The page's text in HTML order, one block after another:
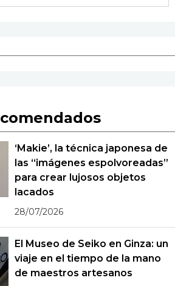
‘Makie’, la técnica japonesa de
las “imágenes espolvoreadas”
para crear lujosos objetos
lacados
28/07/2026
El Museo de Seiko en Ginza: un
viaje en el tiempo de la mano
de maestros artesanos